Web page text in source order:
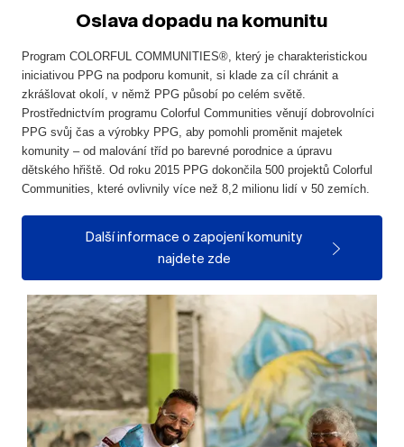
Oslava dopadu na komunitu
Program COLORFUL COMMUNITIES®, který je charakteristickou
iniciativou PPG na podporu komunit, si klade za cíl chránit a
zkrášlovat okolí, v němž PPG působí po celém světě.
Prostřednictvím programu Colorful Communities věnují dobrovolníci
PPG svůj čas a výrobky PPG, aby pomohli proměnit majetek
komunity – od malování tříd po barevné porodnice a úpravu
dětského hřiště. Od roku 2015 PPG dokončila 500 projektů Colorful
Communities, které ovlivnily více než 8,2 milionu lidí v 50 zemích.
Další informace o zapojení komunity
najdete zde